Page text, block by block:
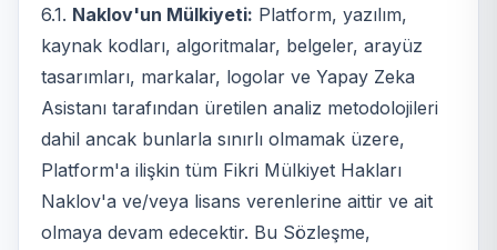
6.1. Naklov'un Mülkiyeti: Platform, yazılım,
kaynak kodları, algoritmalar, belgeler, arayüz
tasarımları, markalar, logolar ve Yapay Zeka
Asistanı tarafından üretilen analiz metodolojileri
dahil ancak bunlarla sınırlı olmamak üzere,
Platform'a ilişkin tüm Fikri Mülkiyet Hakları
Naklov'a ve/veya lisans verenlerine aittir ve ait
olmaya devam edecektir. Bu Sözleşme,